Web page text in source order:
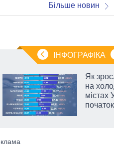
Більше новин
ІНФОГРАФІКА
Як
на
містах